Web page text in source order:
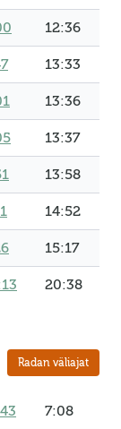
12:36
13:33
13:36
13:37
13:58
14:52
15:17
20:38
Radan väliajat
7:08